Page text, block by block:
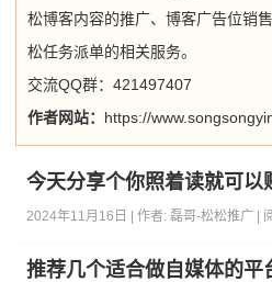
松博客内容的推广、博客广告位销
松任务派单的相关服务。
交流QQ群：421497407
作者网站： https://
今天分享个你照着读就可以
2024年11月16日 | 作者:磊哥-松松推广 |
推荐几个适合做自媒体的平